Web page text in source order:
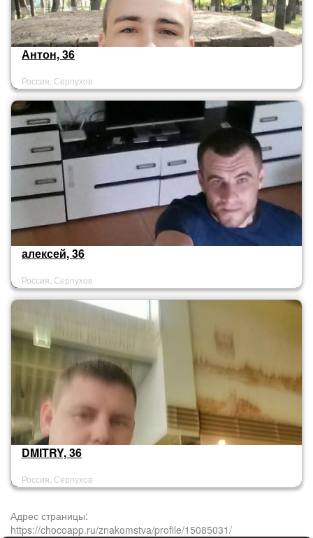
Антон, 36
Россия, Серпухов
алексей, 36
Россия, Серпухов
DMITRY, 36
Россия, Серпухов
Адрес страницы:
https://chocoapp.ru/znakomstva/profile/15085031/